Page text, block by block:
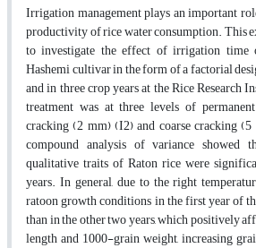
Irrigation management plays an important
productivity of rice water consumption. This
to investigate the effect of irrigation
Hashemi cultivar in the form of a factorial
and in three crop years at the Rice Research
treatment was at three levels of
cracking (2 mm) (I2) and coarse cracking
compound analysis of variance showed
qualitative traits of Raton rice were
years. In general, due to the right
ratoon growth conditions in the first year of
than in the other two years, which positively
length and 1000-grain weight, increasing